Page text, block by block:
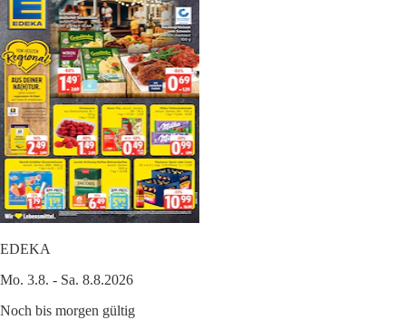
EDEKA
Mo. 3.8. - Sa. 8.8.2026
Noch bis morgen gültig